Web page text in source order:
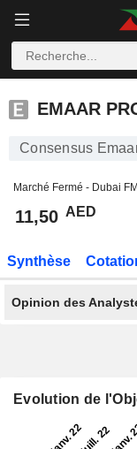
EMAAR
EMAAR
Consensus
Marché Fermé - Dubai FM
11,50 AED
Synthèse
Opinion des
Evolution de